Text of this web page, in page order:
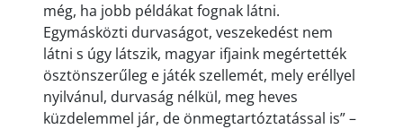
még, ha jobb példákat fognak látni.
Egymásközti durvaságot, veszekedést nem
látni s úgy látszik, magyar ifjaink megértették
ösztönszerűleg e játék szellemét, mely eréllyel
nyilvánul, durvaság nélkül, meg heves
küzdelemmel jár, de önmegtartóztatással is” –